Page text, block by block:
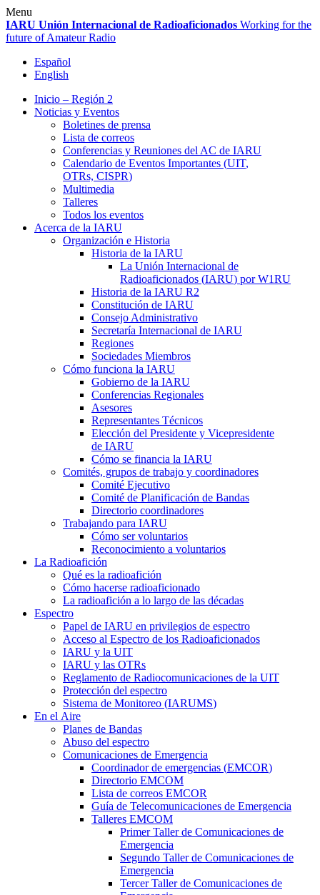
Skip
to
content
Menu
IARU Unión Internacional de Radioaficionados Working for the
future of Amateur Radio
Español
English
Inicio – Región 2
Noticias y Eventos
Boletines de prensa
Lista de correos
Conferencias y Reuniones del AC de IARU
Calendario de Eventos Importantes (UIT,
OTRs, CISPR)
Multimedia
Talleres
Todos los eventos
Acerca de la IARU
Organización e Historia
Historia de la IARU
La Unión Internacional de
Radioaficionados (IARU) porW1RU
Historia de la IARU R2
Constitución de IARU
Consejo Administrativo
Secretaría Internacional de IARU
Regiones
Sociedades Miembros
Cómo funciona la IARU
Gobierno de la IARU
Conferencias Regionales
Asesores
Representantes Técnicos
Elección del Presidente y Vicepresidente
de IARU
Cómo se financia la IARU
Comités, grupos de trabajo y coordinadores
Comité Ejecutivo
Comité de Planificación de Bandas
Directorio coordinadores
Trabajando para IARU
Cómo ser voluntarios
Reconocimiento a voluntarios
La Radioafición
Qué es la radioafición
Cómo hacerse radioaficionado
La radioafición a lo largo de las décadas
Espectro
Papel de IARU en privilegios de espectro
Acceso al Espectro de los Radioaficionados
IARU y la UIT
IARU y las OTRs
Reglamento de Radiocomunicaciones de la UIT
Protección del espectro
Sistema de Monitoreo (IARUMS)
En el Aire
Planes de Bandas
Abuso del espectro
Comunicaciones de Emergencia
Coordinador de emergencias (EMCOR)
Directorio EMCOM
Lista de correos EMCOR
Guía de Telecomunicaciones de Emergencia
Talleres EMCOM
Primer Taller de Comunicaciones de
Emergencia
Segundo Taller de Comunicaciones de
Emergencia
Tercer Taller de Comunicaciones de